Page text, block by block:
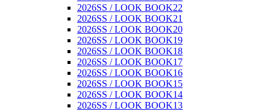
2026SS / LOOK BOOK22
2026SS / LOOK BOOK21
2026SS / LOOK BOOK20
2026SS / LOOK BOOK19
2026SS / LOOK BOOK18
2026SS / LOOK BOOK17
2026SS / LOOK BOOK16
2026SS / LOOK BOOK15
2026SS / LOOK BOOK14
2026SS / LOOK BOOK13